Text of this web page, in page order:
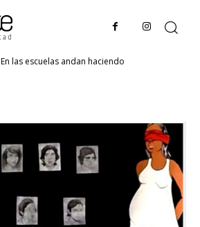
En las escuelas andan haciendo